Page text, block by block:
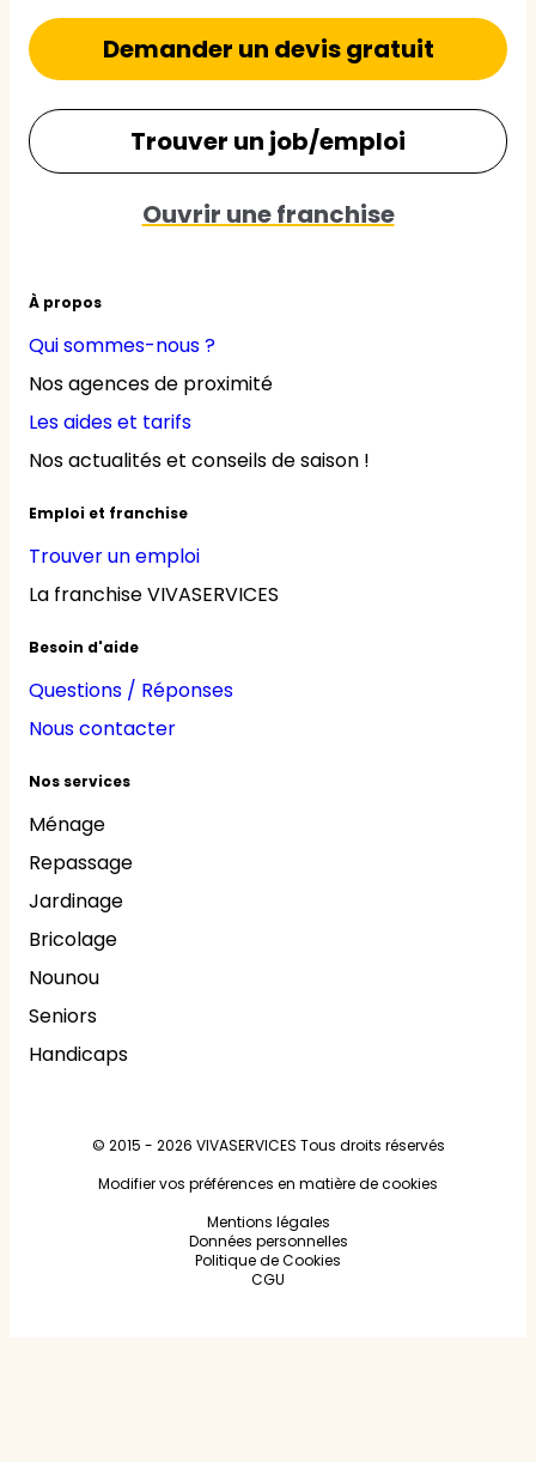
À propos
Qui sommes-nous ?
Nos agences de proximité
Les aides et tarifs
Nos actualités et conseils de saison !
Emploi et franchise
Trouver un emploi
La franchise VIVASERVICES
Besoin d'aide
Questions / Réponses
Nous contacter
Nos services
Ménage
Repassage
Jardinage
Bricolage
Nounou
Seniors
Handicaps
Demander un devis gratuit
Trouver un job/emploi
Ouvrir une franchise
© 2015 - 2026 VIVASERVICES Tous droits réservés
Modifier vos préférences en matière de cookies
Mentions légales
Données personnelles
Politique de Cookies
CGU